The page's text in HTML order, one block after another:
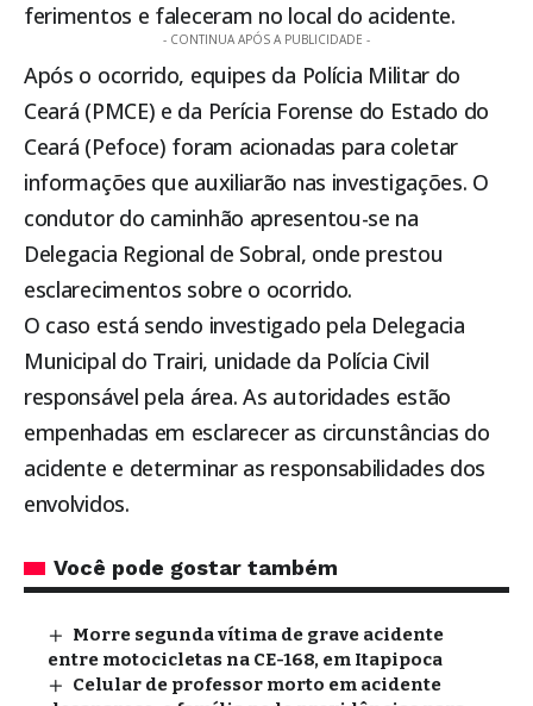
ferimentos e faleceram no local do acidente.
- CONTINUA APÓS A PUBLICIDADE -
Após o ocorrido, equipes da Polícia Militar do
Ceará (PMCE) e da Perícia Forense do Estado do
Ceará (Pefoce) foram acionadas para coletar
informações que auxiliarão nas investigações. O
condutor do caminhão apresentou-se na
Delegacia Regional de Sobral, onde prestou
esclarecimentos sobre o ocorrido.
O caso está sendo investigado pela Delegacia
Municipal do Trairi, unidade da Polícia Civil
responsável pela área. As autoridades estão
empenhadas em esclarecer as circunstâncias do
acidente e determinar as responsabilidades dos
envolvidos.
Você pode gostar também
Morre segunda vítima de grave acidente
entre motocicletas na CE-168, em Itapipoca
Celular de professor morto em acidente